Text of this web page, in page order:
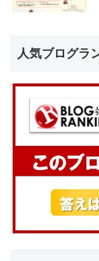
人気ブログラ